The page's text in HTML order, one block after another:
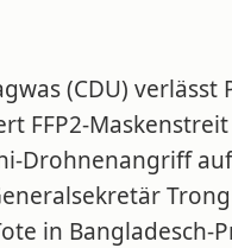
(CDU) verlässt
FFP2-
Drohnenangriff
in Bangladesch-